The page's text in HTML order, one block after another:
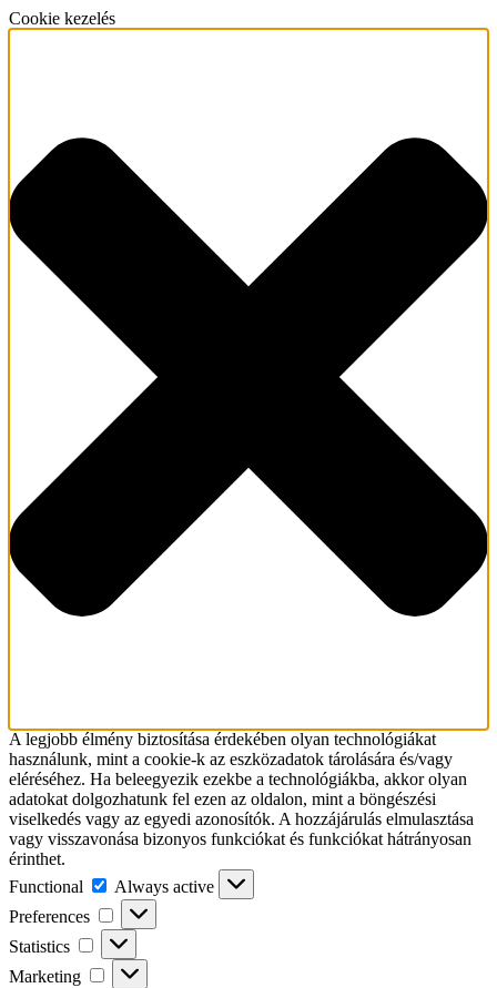
Cookie kezelés
A legjobb élmény biztosítása érdekében olyan technológiákat
használunk, mint a cookie-k az eszközadatok tárolására és/vagy
eléréséhez. Ha beleegyezik ezekbe a technológiákba, akkor olyan
adatokat dolgozhatunk fel ezen az oldalon, mint a böngészési
viselkedés vagy az egyedi azonosítók. A hozzájárulás elmulasztása
vagy visszavonása bizonyos funkciókat és funkciókat hátrányosan
érinthet.
Functional
Functional
Always active
Preferences
Preferences
Statistics Statistics
Marketing Marketing